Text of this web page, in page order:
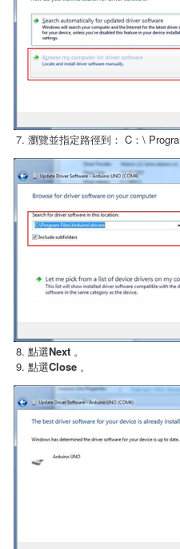
瀏覽並指定路徑到： C：\
點選Next 。
點選Close 。